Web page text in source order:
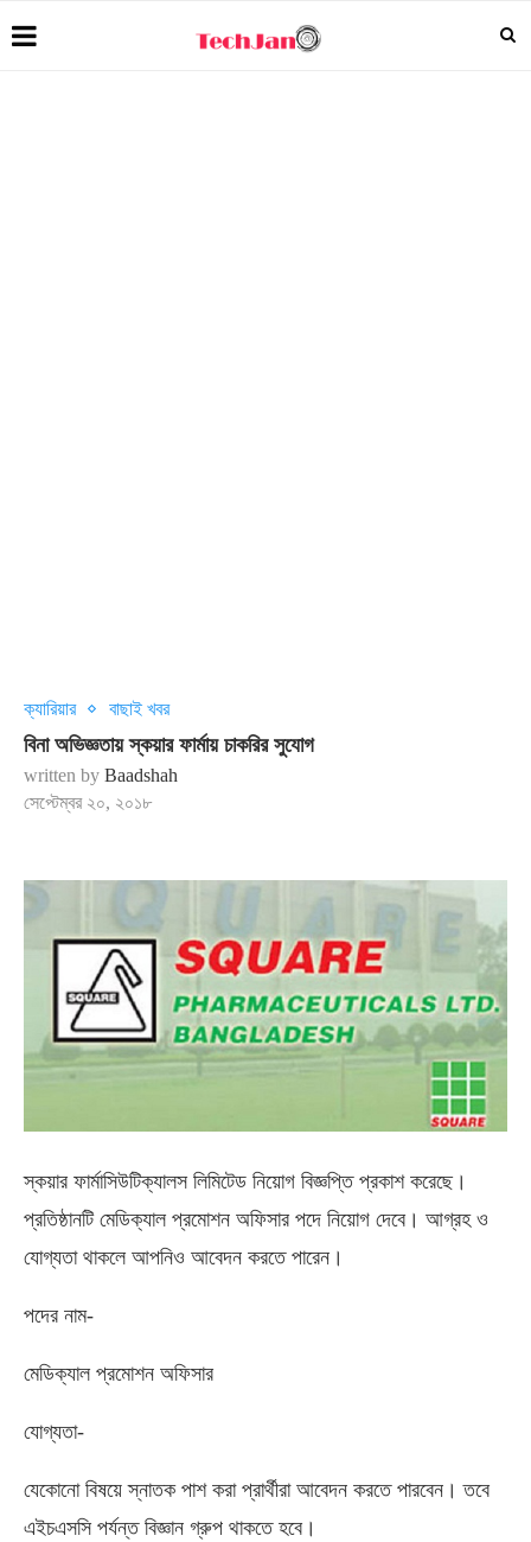
ক্যারিয়ার বাছাই খবর
বিনা অভিজ্ঞতায় স্কয়ার ফার্মায় চাকরির সুযোগ
written by Baadshah
সেপ্টেম্বর ২০, ২০১৮
স্কয়ার ফার্মাসিউটিক্যালস লিমিটেড নিয়োগ বিজ্ঞপ্তি প্রকাশ করেছে।
প্রতিষ্ঠানটি মেডিক্যাল প্রমোশন অফিসার পদে নিয়োগ দেবে। আগ্রহ ও
যোগ্যতা থাকলে আপনিও আবেদন করতে পারেন।
পদের নাম-
মেডিক্যাল প্রমোশন অফিসার
যোগ্যতা-
যেকোনো বিষয়ে স্নাতক পাশ করা প্রার্থীরা আবেদন করতে পারবেন। তবে
এইচএসসি পর্যন্ত বিজ্ঞান গ্রুপ থাকতে হবে।